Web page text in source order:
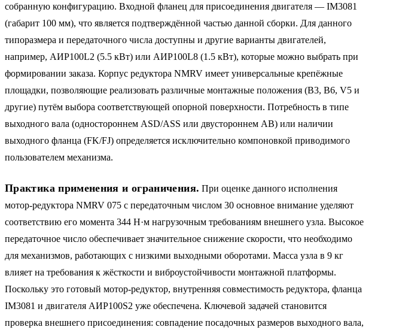
собранную конфигурацию. Входной фланец для присоединения двигателя — IM3081
(габарит 100 мм), что является подтверждённой частью данной сборки. Для данного
типоразмера и передаточного числа доступны и другие варианты двигателей,
например, АИР100L2 (5.5 кВт) или АИР100L8 (1.5 кВт), которые можно выбрать при
формировании заказа. Корпус редуктора NMRV имеет универсальные крепёжные
площадки, позволяющие реализовать различные монтажные положения (B3, B6, V5 и
другие) путём выбора соответствующей опорной поверхности. Потребность в типе
выходного вала (одностороннем ASD/ASS или двустороннем AB) или наличии
выходного фланца (FK/FJ) определяется исключительно компоновкой приводимого
пользователем механизма.
Практика применения и ограничения. При оценке данного исполнения
мотор-редуктора NMRV 075 с передаточным числом 30 основное внимание уделяют
соответствию его момента 344 Н·м нагрузочным требованиям внешнего узла. Высокое
передаточное число обеспечивает значительное снижение скорости, что необходимо
для механизмов, работающих с низкими выходными оборотами. Масса узла в 9 кг
влияет на требования к жёсткости и виброустойчивости монтажной платформы.
Поскольку это готовый мотор-редуктор, внутренняя совместимость редуктора, фланца
IM3081 и двигателя АИР100S2 уже обеспечена. Ключевой задачей становится
проверка внешнего присоединения: совпадение посадочных размеров выходного вала,